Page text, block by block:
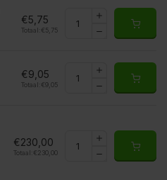
€5,75
Totaal: €5,75
€9,05
Totaal: €9,05
€230,00
Totaal: €230,00